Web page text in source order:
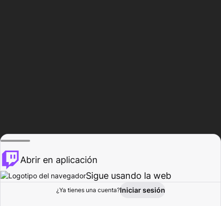
Explorar Actividad
Abrir en aplicación
Sigue usando la web
¿Ya tienes una cuenta?Iniciar sesión